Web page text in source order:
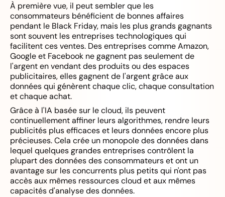
À première vue, il peut sembler que les
consommateurs bénéficient de bonnes affaires
pendant le Black Friday, mais les plus grands gagnants
sont souvent les entreprises technologiques qui
facilitent ces ventes. Des entreprises comme Amazon,
Google et Facebook ne gagnent pas seulement de
l'argent en vendant des produits ou des espaces
publicitaires, elles gagnent de l'argent grâce aux
données qui génèrent chaque clic, chaque consultation
et chaque achat.
Grâce à l'IA basée sur le cloud, ils peuvent
continuellement affiner leurs algorithmes, rendre leurs
publicités plus efficaces et leurs données encore plus
précieuses. Cela crée un monopole des données dans
lequel quelques grandes entreprises contrôlent la
plupart des données des consommateurs et ont un
avantage sur les concurrents plus petits qui n'ont pas
accès aux mêmes ressources cloud et aux mêmes
capacités d'analyse des données.